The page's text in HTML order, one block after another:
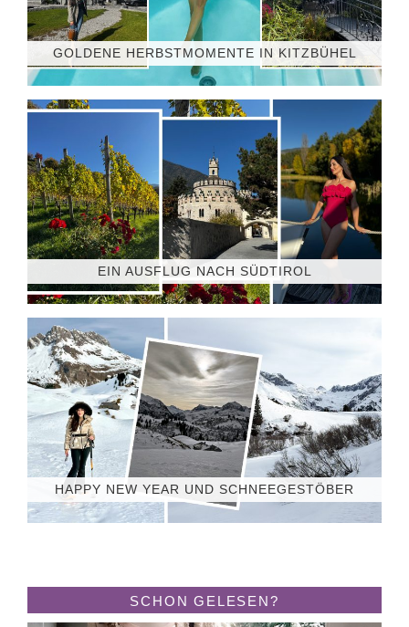
GOLDENE HERBSTMOMENTE IN KITZBÜHEL
EIN AUSFLUG NACH SÜDTIROL
HAPPY NEW YEAR UND SCHNEEGESTÖBER
SCHON GELESEN?